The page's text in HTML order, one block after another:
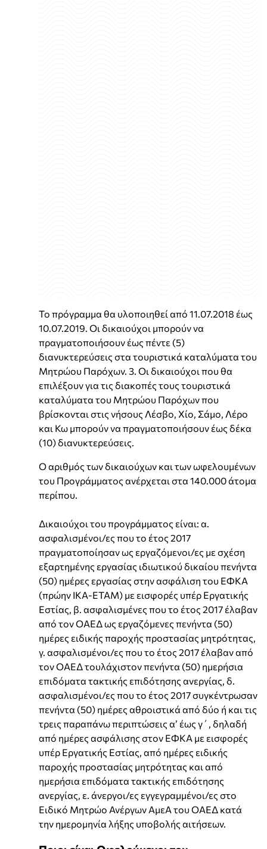
Το πρόγραμμα θα υλοποιηθεί από 11.07.2018 έως
10.07.2019. Οι δικαιούχοι μπορούν να
πραγματοποιήσουν έως πέντε (5)
διανυκτερεύσεις στα τουριστικά καταλύματα του
Μητρώου Παρόχων. 3. Οι δικαιούχοι που θα
επιλέξουν για τις διακοπές τους τουριστικά
καταλύματα του Μητρώου Παρόχων που
βρίσκονται στις νήσους Λέσβο, Χίο, Σάμο, Λέρο
και Κω μπορούν να πραγματοποιήσουν έως δέκα
(10) διανυκτερεύσεις.
Ο αριθμός των δικαιούχων και των ωφελουμένων
του Προγράμματος ανέρχεται στα 140.000 άτομα
περίπου.
Δικαιούχοι του προγράμματος είναι: α.
ασφαλισμένοι/ες που το έτος 2017
πραγματοποίησαν ως εργαζόμενοι/ες με σχέση
εξαρτημένης εργασίας ιδιωτικού δικαίου πενήντα
(50) ημέρες εργασίας στην ασφάλιση του ΕΦΚΑ
(πρώην ΙΚΑ-ΕΤΑΜ) με εισφορές υπέρ Εργατικής
Εστίας, β. ασφαλισμένες που το έτος 2017 έλαβαν
από τον ΟΑΕΔ ως εργαζόμενες πενήντα (50)
ημέρες ειδικής παροχής προστασίας μητρότητας,
γ. ασφαλισμένοι/ες που το έτος 2017 έλαβαν από
τον ΟΑΕΔ τουλάχιστον πενήντα (50) ημερήσια
επιδόματα τακτικής επιδότησης ανεργίας, δ.
ασφαλισμένοι/ες που το έτος 2017 συγκέντρωσαν
πενήντα (50) ημέρες αθροιστικά από δύο ή και τις
τρεις παραπάνω περιπτώσεις α’ έως γ΄, δηλαδή
από ημέρες ασφάλισης στον ΕΦΚΑ με εισφορές
υπέρ Εργατικής Εστίας, από ημέρες ειδικής
παροχής προστασίας μητρότητας και από
ημερήσια επιδόματα τακτικής επιδότησης
ανεργίας, ε. άνεργοι/ες εγγεγραμμένοι/ες στο
Ειδικό Μητρώο Ανέργων ΑμεΑ του ΟΑΕΔ κατά
την ημερομηνία λήξης υποβολής αιτήσεων.